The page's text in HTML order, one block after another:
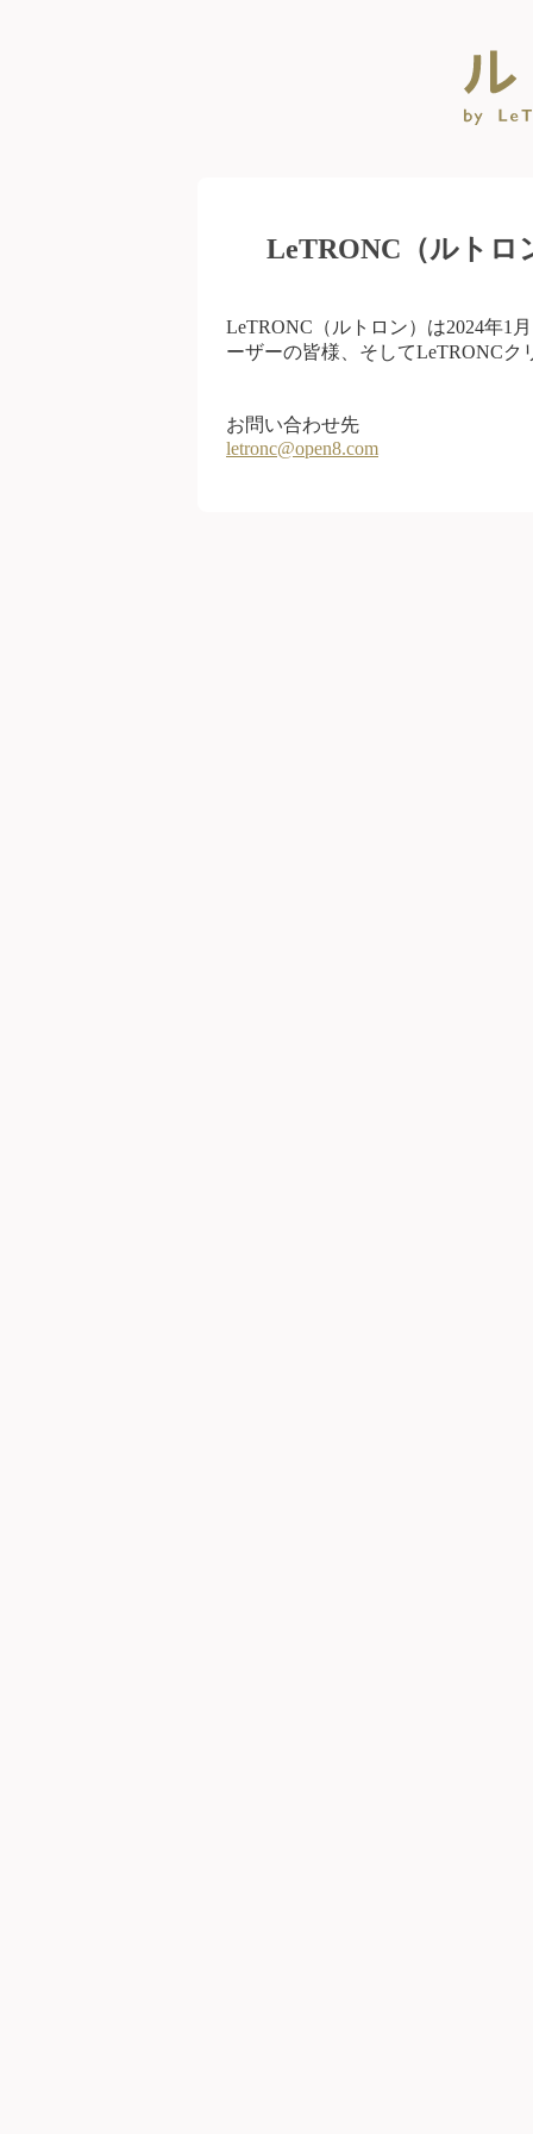
LeTRONC（ルトロ
LeTRONC（ルトロン）は2024年1
ーザーの皆様、そしてLeTRONC
お問い合わせ先
letronc@open8.com